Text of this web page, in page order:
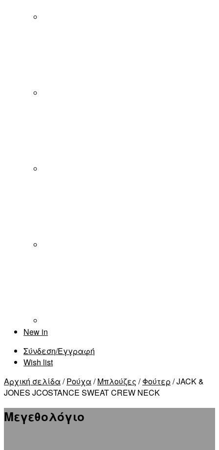
New in
Σύνδεση/Εγγραφή
Wish list
Αρχική σελίδα /Ρούχα /Μπλούζες /Φούτερ / JACK &
JONES JCOSTANCE SWEAT CREW NECK
Μεγεθολόγιο